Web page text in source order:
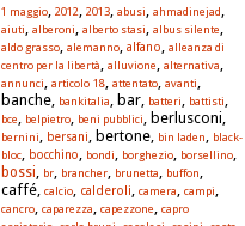
1 maggio, 2012, 2013, abusi, ahmadinejad,
aiuti, alberoni, alberto stasi, albus silente,
aldo grasso, alemanno, alfano, alleanza di
centro per la libertà, alluvione, alternativa,
annunci, articolo 18, attentato, avanti,
banche, bankitalia, bar, batteri, battisti,
bce, belpietro, beni pubblici, berlusconi,
bernini, bersani, bertone, bin laden, black-
bloc, bocchino, bondi, borghezio, borsellino,
bossi, br, brancher, brunetta, buffon,
caffé, calcio, calderoli, camera, campi,
cancro, caparezza, capezzone, capro